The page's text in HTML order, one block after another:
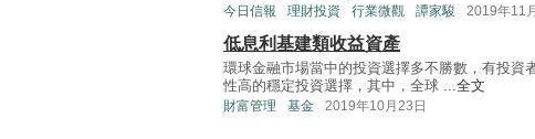
今日信報 理財投資 行業微觀 譚家駿 2019年11
低息利基建類收益資產
環球金融市場當中的投資選擇多不勝數，有投資
性高的穩定投資選擇，其中，全球 ...全文
財富管理 基金 2019年10月23日